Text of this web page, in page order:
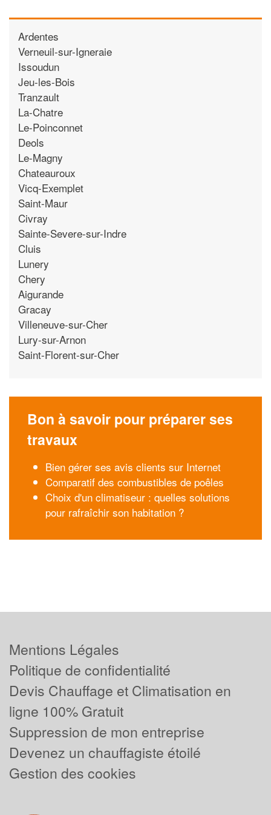
Ardentes
Verneuil-sur-Igneraie
Issoudun
Jeu-les-Bois
Tranzault
La-Chatre
Le-Poinconnet
Deols
Le-Magny
Chateauroux
Vicq-Exemplet
Saint-Maur
Civray
Sainte-Severe-sur-Indre
Cluis
Lunery
Chery
Aigurande
Gracay
Villeneuve-sur-Cher
Lury-sur-Arnon
Saint-Florent-sur-Cher
Bon à savoir pour préparer ses
travaux
Bien gérer ses avis clients sur Internet
Comparatif des combustibles de poêles
Choix d'un climatiseur : quelles solutions
pour rafraîchir son habitation ?
Mentions Légales
Politique de confidentialité
Devis Chauffage et Climatisation en
ligne 100% Gratuit
Suppression de mon entreprise
Devenez un chauffagiste étoilé
Gestion des cookies